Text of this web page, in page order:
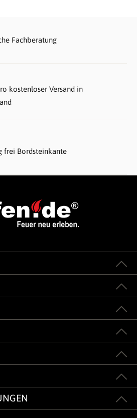
Fachberatung
kostenloser Versand in
frei Bordsteinkante